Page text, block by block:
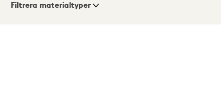
Visningsläge
Filtrera materialtyper